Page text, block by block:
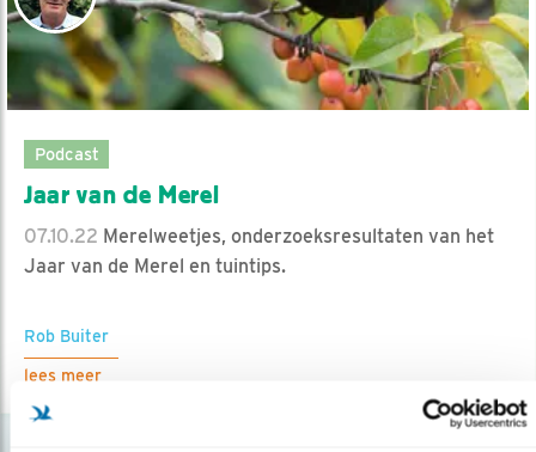
Podcast
Jaar van de Merel
07.10.22 Merelweetjes, onderzoeksresultaten van het
Jaar van de Merel en tuintips.
Rob Buiter
lees meer